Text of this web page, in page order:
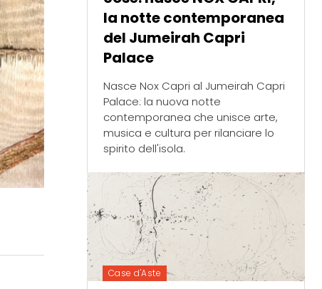
la notte contemporanea
del Jumeirah Capri
Palace
Nasce Nox Capri al Jumeirah Capri
Palace: la nuova notte
contemporanea che unisce arte,
musica e cultura per rilanciare lo
spirito dell'isola.
Case d'Aste